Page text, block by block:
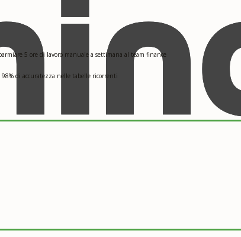
5 ore di lavoro manuale a settimana al team finance
di accuratezza nelle tabelle ricorrenti